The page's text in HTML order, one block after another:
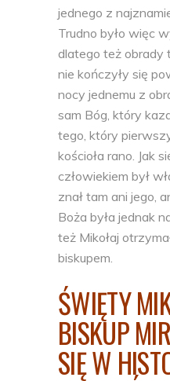
jednego z
Trudno było więc
dlatego też obrady
nie kończyły się
nocy jednemu z
sam Bóg, który
tego, który
kościoła rano. Jak
człowiekiem był
znał tam ani jego,
Boża była jednak
też Mikołaj
biskupem.
ŚWIĘTY
BISKUP
SIĘ W